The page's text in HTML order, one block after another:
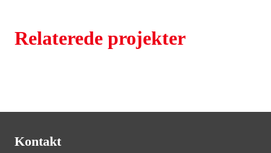
Relaterede projekter
Kontakt